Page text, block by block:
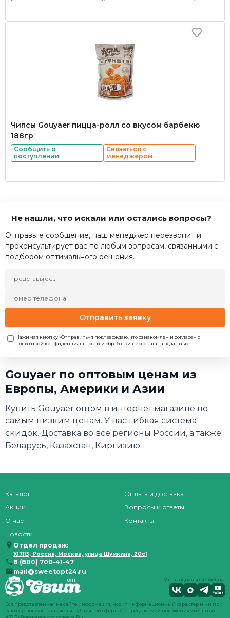
Чипсы Gouyaer пицца-ролл со вкусом барбекю
188гр
Сообщить о
поступлении
Связаться с
менеджером
Не нашли, что искали или остались вопросы?
Отправьте сообщение, наш менеджер перезвонит и
проконсультирует вас по любым вопросам, связанными с
подбором оптимального решения.
Отправить заявку
Нажимая кнопку «Отправить» я подтверждаю, что ознакомлен и согласен с
политикой конфиденциальности и обработки персональных данных
Gouyaer по оптовым ценам из
Европы, Америки и Азии
Купить Gouyaer оптом в интернет магазине по
самым низким ценам. У нас гибкая система
скидок. Доставка во все регионы России, а также
Беларусь, Казахстан, Киргизию.
Каталог
Акции
О нас
Новости
Оплата и доставка
Вопросы и ответы
Контакты
Отдел продаж:
107113, Россия, Москва, улица Шумкина, 20с1
8 (800) 700-41-47
mail@sweetopt24.ru
Мы в социальных медиа:
Вся представленная на сайте информация, носит информационный характер и ни при
каких условиях не является публичной офертой, определяемой положениями Статьи